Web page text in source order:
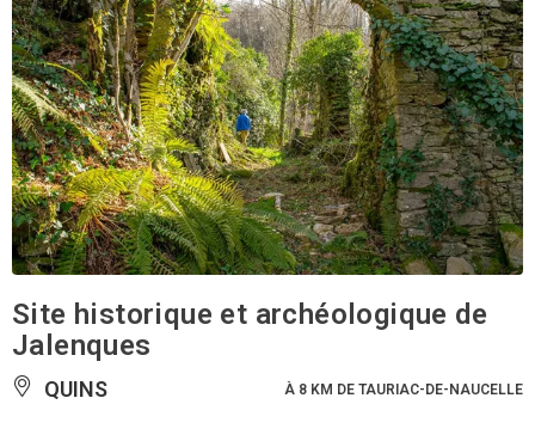
Site historique et archéologique de
Jalenques
QUINS À 8 KM DE TAURIAC-DE-NAUCELLE